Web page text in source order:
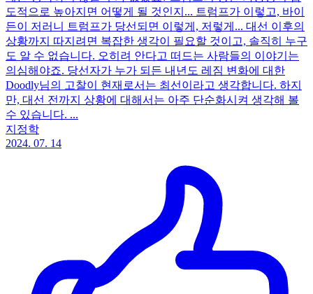
도적으로 높아지면 어떻게 될 것인지... 트럼프가 이렇고, 바이
든이 저러니 트럼프가 당선되면 이렇게, 저렇게... 대선 이후의
상황까지 따지려면 복잡한 생각이 필요할 것이고, 솔직히 누구
도 알 수 없습니다. 오히려 안다고 떠드는 사람들의 이야기는
의심해야죠. 당선자가 누가 되든 내년도 레짐 변화에 대한
Doodly님의 고찰이 현재로서는 최선이라고 생각합니다. 하지
만, 대선 전까지 상황에 대해서는 아주 단순화시켜 생각해 볼
수 있습니다. ...
지정학
2024. 07. 14